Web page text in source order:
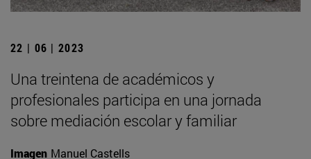
22 | 06 | 2023
Una treintena de académicos y
profesionales participa en una jornada
sobre mediación escolar y familiar
Imagen Manuel Castells